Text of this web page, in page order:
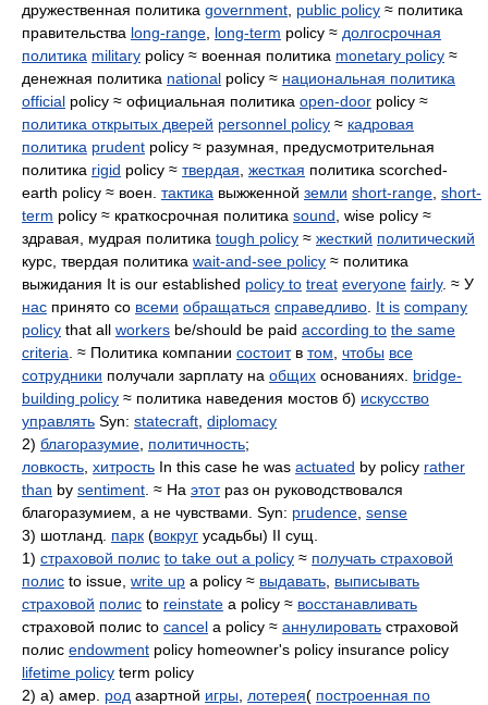
дружественная политика government public policy ≈ политика
правительства long-range long-term policy ≈ долгосрочная
политика military policy ≈ военная политика monetary policy ≈
денежная политика national policy ≈ национальная политика
official policy ≈ официальная политика open-door policy ≈
политика открытых дверей personnel policy ≈ кадровая
политика prudent policy ≈ разумная, предусмотрительная
политика rigid policy ≈ твердая жесткая политика scorched-
earth policy ≈ воен. тактика выжженной земли short-range short-
term policy ≈ краткосрочная политика sound , wise policy ≈
здравая, мудрая политика tough policy ≈ жесткий политический
курс, твердая политика wait-and-see policy ≈ политика
выжидания It is our established policy to treat everyone fairly. ≈ У
нас принято со всеми обращаться справедливо It is company
policy that all workers be/should be paid according to the same
criteria . ≈ Политика компании состоитв том чтобы все
сотрудники получали зарплату на общих основаниях. bridge-
building policy ≈ политика наведения мостов б) искусство
управлять Syn: statecraft diplomacy
2) благоразумие политичность;
ловкость хитрость In this case he was actuated by policy rather
than by sentiment . ≈ На этотраз он руководствовался
благоразумием, а не чувствами. Syn: prudence sense
3) шотланд. парк (вокруг усадьбы) II сущ.
1) страховой полис to take out a policy ≈ получать страховой
полис to issue, write up a policy ≈ выдавать выписывать
страховой полис to reinstate a policy ≈ восстанавливать
страховой полис to cancel a policy ≈ аннулировать страховой
полис endowment policy homeowner's policy insurance policy
lifetime policy term policy
2) а) амер. род азартной игры лотерея( построенная по